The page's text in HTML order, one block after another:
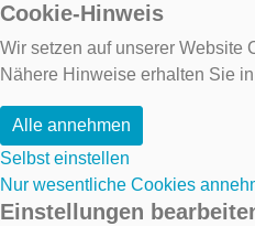
Cookie-Hinweis
Wir setzen auf unserer Website
Nähere Hinweise erhalten Sie
Alle annehmen
Selbst einstellen
Nur wesentliche Cookies
Einstellungen